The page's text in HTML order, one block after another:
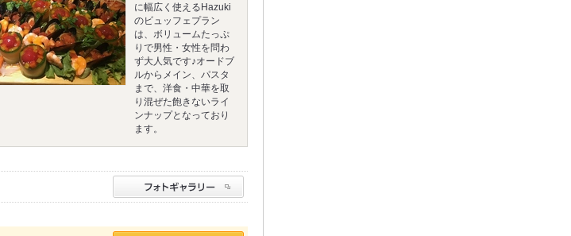
に幅広く使えるHazuki
のビュッフェプラン
は、ボリュームたっぷ
りで男性・女性を問わ
ず大人気です♪オードブ
ルからメイン、パスタ
まで、洋食・中華を取
り混ぜた飽きないライ
ンナップとなっており
ます。